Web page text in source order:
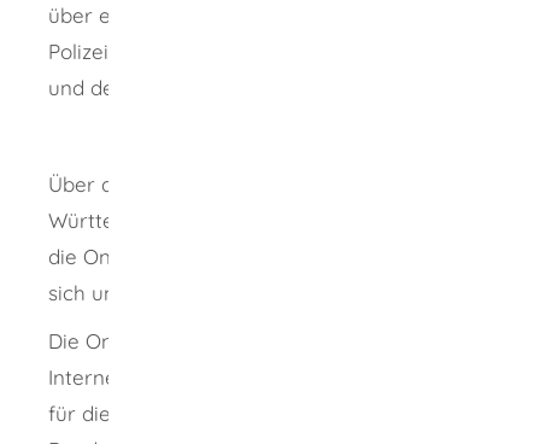
über eine Nothilfe-SMS an die Leitstellen der
Polizei beziehungsweise des Rettungsdienstes
und der Feuerwehr senden.
Über das Internetportal der Polizei Baden-
Württemberg können Sie Strafanzeige über
die Onlinewache erstatten. Hierbei kann es
sich um verschiedene Delikte handeln.
Die Onlinewache wird über eine zentrale
Internetadresse aufgerufen. Die Auswahl des
für die Bearbeitung zuständigen